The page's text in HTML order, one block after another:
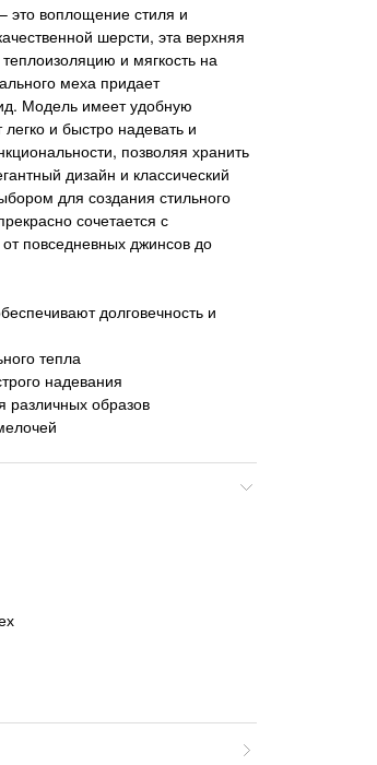
это воплощение стиля и
шерсти, эта верхняя
и мягкость на
меха придает
Модель имеет удобную
и быстро надевать и
позволяя хранить
дизайн и классический
для создания стильного
сочетается с
повседневных джинсов до
долговечность и
тепла
надевания
образов